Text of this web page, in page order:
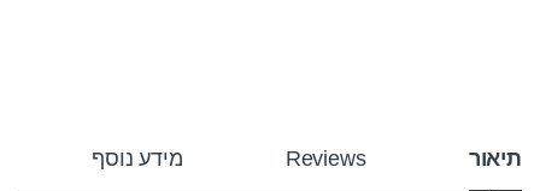
תיאור Reviews מידע נוסף